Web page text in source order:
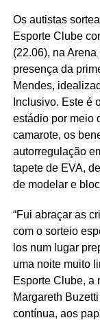
Os autistas
Esporte Clube
(22.06), na
presença da
Mendes,
Inclusivo. Este é
estádio por meio
camarote, os
autorregulação
tapete de EVA,
de modelar e
“Fui abraçar as
com o sorteio
los num lugar
uma noite muito
Esporte Clube, a
Margareth
contínua, aos